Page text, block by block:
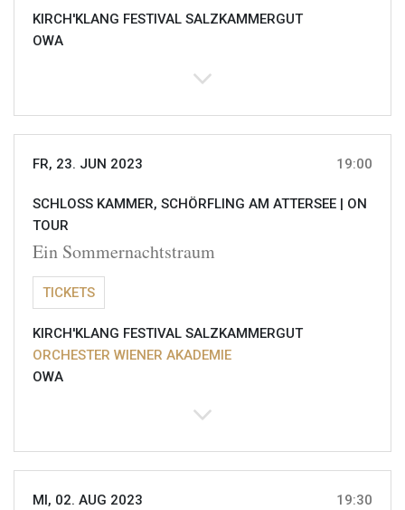
KIRCH'KLANG FESTIVAL SALZKAMMERGUT
OWA
FR, 23. JUN 2023 19:00
SCHLOSS KAMMER, SCHÖRFLING AM ATTERSEE | ON
TOUR
Ein Sommernachtstraum
TICKETS
KIRCH'KLANG FESTIVAL SALZKAMMERGUT
ORCHESTER WIENER AKADEMIE
OWA
MI, 02. AUG 2023 19:30